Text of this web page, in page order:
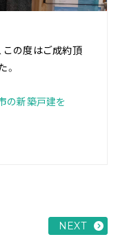
この度はご成約頂
。
の新築戸建を
NEXT